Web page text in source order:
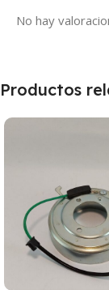
No hay
Productos